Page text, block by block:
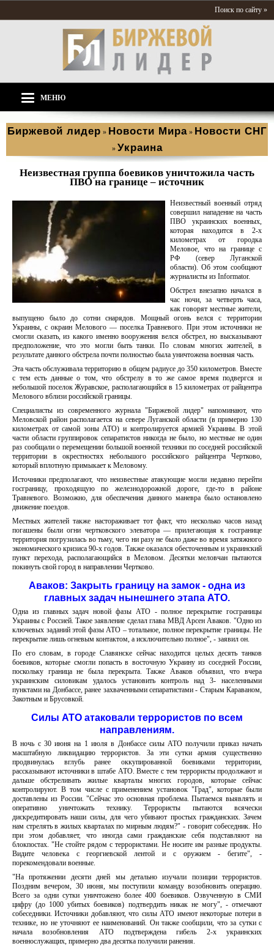
Поиск по сайту »
МЕНЮ
Биржевой лидер » Новости Мира » Новости СНГ
» Украина
Неизвестная группа боевиков уничтожила часть
ПВО на границе – источник
Неизвестный военный отряд
совершил нападение на часть
ПВО украинских военных,
которая находится в 2-х
километрах от городка
Меловое, что на границе с
РФ (север Луганской
области). Об этом сообщают
журналисты из Informator.
Обстрел внезапно начался в
час ночи, за четверть часа,
как говорят местные жители,
выпущено было до сотни снарядов. Мощный огонь велся с территории
Украины, с окраин Мелового — поселка Травневого. При этом источники не
смогли сказать, из какого именно вооружения велся обстрел, но высказывают
предположение, что это могли быть танки. По словам многих жителей, в
результате данного обстрела почти полностью была уничтожена военная часть.
Эта часть обслуживала территорию в общем радиусе до 350 километров. Вместе
с тем есть данные о том, что обстрелу в то же самое время подвергся и
небольшой поселок Журавское, располагающийся в 15 километрах от райцентра
Мелового вблизи российской границы.
Специалисты из современного журнала "Биржевой лидер" напоминают, что
Меловской район располагается на севере Луганской области (в примерно 130
километрах от самой зоны АТО) и контролируется армией Украины. В этой
части области группировок сепаратистов никогда не было, но местные не один
раз сообщали о перемещении большой военной техники по соседней российской
территории в окрестностях небольшого российского райцентра Чертково,
который вплотную примыкает к Меловому.
Источники предполагают, что неизвестные атакующие могли недавно перейти
госграницу, проходящую по железнодорожной дороге, где-то в районе
Травневого. Возможно, для обеспечения данного маневра было остановлено
движение поездов.
Местных жителей также настораживает тот факт, что несколько часов назад
погашены были огни чертковского элеватора — прилегающая к госгранице
территория погрузилась во тьму, чего ни разу не было даже во время затяжного
экономического кризиса 90-х годов. Также оказался обесточенным и украинский
пункт перехода, располагающийся в Меловом. Десятки меловчан пытаются
покинуть свой город в направлении Чертково.
Аваков: Закрыть границу на замок - одна из
главных задач нынешнего этапа АТО.
Одна из главных задач новой фазы АТО - полное перекрытие госграницы
Украины с Россией. Такое заявление сделал глава МВД Арсен Аваков. "Одно из
ключевых заданий этой фазы АТО – тотальное, полное перекрытие границы. Не
перекрытие лишь огневым контактом, а исключительно полное", - заявил он.
По его словам, в городе Славянске сейчас находится целых десять танков
боевиков, которые смогли попасть в восточную Украину из соседней России,
поскольку граница не была перекрыта. Также Аваков объявил, что вчера
украинским силовикам удалось установить контроль над 3- населенными
пунктами на Донбассе, ранее захваченными сепаратистами - Старым Караваном,
Закотным и Брусовкой.
Силы АТО атаковали террористов по всем
направлениям.
В ночь с 30 июня на 1 июля в Донбассе силы АТО получили приказ начать
масштабную ликвидацию террористов. За эти сутки армия существенно
продвинулась вглубь ранее оккупированной боевиками территории,
рассказывают источники в штабе АТО. Вместе с тем террористы продолжают и
дальше обстреливать жилые кварталы многих городов, которые сейчас
контролируют. В том числе с применением установок "Град", которые были
доставлены из России. "Сейчас это основная проблема. Пытаемся выявлять и
оперативно уничтожать технику. Террористы пытаются всячески
дискредитировать наши силы, для чего убивают простых гражданских. Зачем
нам стрелять в жилых кварталах по мирным людям?" - говорит собеседник. Но
при этом добавляет, что иногда сами гражданские себя подставляют на
блокпостах. "Не стойте рядом с террористами. Не носите им разные продукты.
Видите человека с георгиевской лентой и с оружием - бегите", -
порекомендовали военные.
"На протяжении десяти дней мы детально изучали позиции террористов.
Поздним вечером, 30 июня, мы поступили команду возобновить операцию.
Всего за одни сутки уничтожено более 400 боевиков. Озвученную в СМИ
цифру (до 1000 убитых боевиков) подтвердить никак не могу", - отмечают
собеседники. Источники добавляют, что силы АТО имеют некоторые потери в
технике, но не уточняют ее наименований. Он также сообщили, что за сутки с
начала возобновления АТО подтверждена гибель 2-х украинских
военнослужащих, примерно два десятка получили ранения.